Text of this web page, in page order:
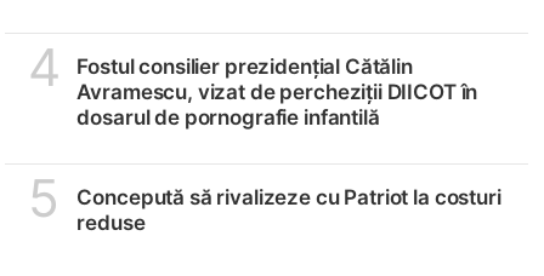
4
Fostul consilier prezidențial Cătălin
Avramescu, vizat de percheziții DIICOT în
dosarul de pornografie infantilă
5
Concepută să rivalizeze cu Patriot la costuri
reduse